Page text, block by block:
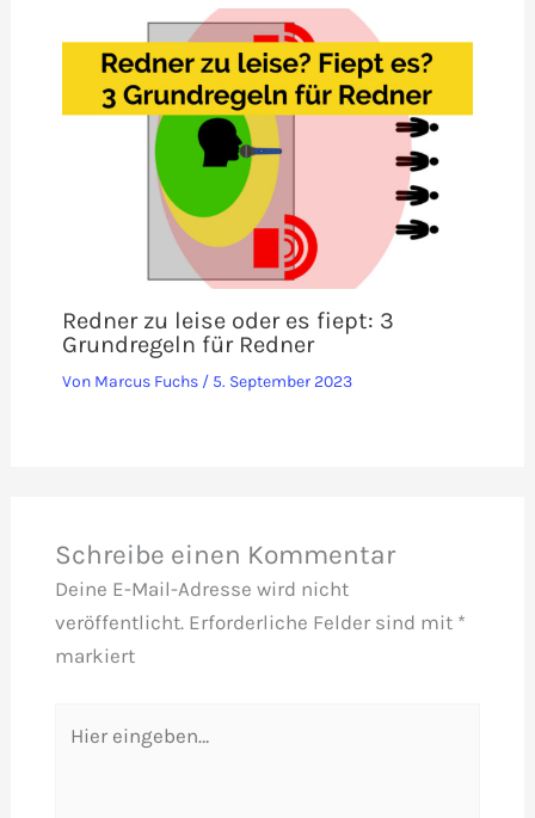
Redner zu leise oder es fiept: 3
Grundregeln für Redner
Von Marcus Fuchs / 5. September 2023
Schreibe einen Kommentar
Deine E-Mail-Adresse wird nicht
veröffentlicht. Erforderliche Felder sind mit *
markiert
eingeben…